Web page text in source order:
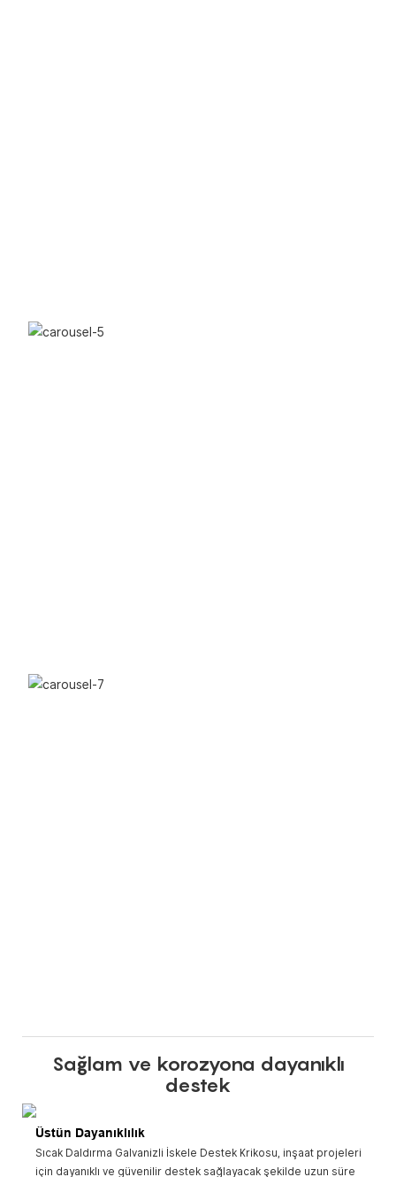
Sağlam ve korozyona dayanıklı
destek
Üstün Dayanıklılık
Sıcak Daldırma Galvanizli İskele Destek Krikosu, inşaat projeleri
için dayanıklı ve güvenilir destek sağlayacak şekilde uzun süre